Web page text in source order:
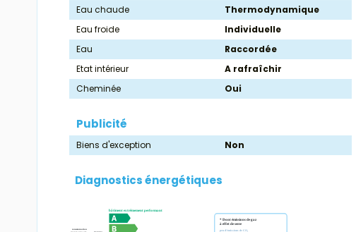
Eau chaude
Thermodynamique
Eau froide
Individuelle
Eau
Raccordée
Etat intérieur
A rafraîchir
Cheminée
Oui
Publicité
Biens d'exception Non
Diagnostics énergétiques